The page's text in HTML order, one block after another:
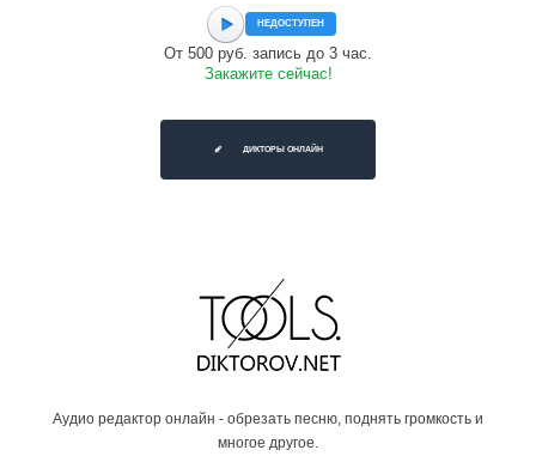
НЕДОСТУПЕН
От 500 руб. запись до 3 час.
Закажите сейчас!
ДИКТОРЫ ОНЛАЙН
Аудио редактор онлайн - обрезать песню, поднять громкость и
многое другое.